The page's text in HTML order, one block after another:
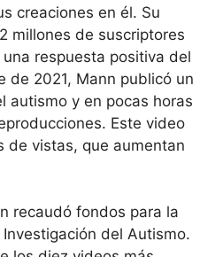
creaciones en él. Su
millones de suscriptores
respuesta positiva del
de 2021, Mann publicó un
autismo y en pocas horas
Este video
de vistas, que aumentan
recaudó fondos para la
del Autismo.